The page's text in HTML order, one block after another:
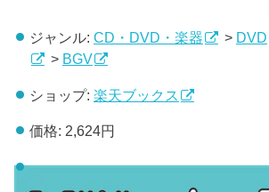
ジャンル: CD・DVD・楽器 > DVD
> BGV
ショップ: 楽天ブックス
価格: 2,624円